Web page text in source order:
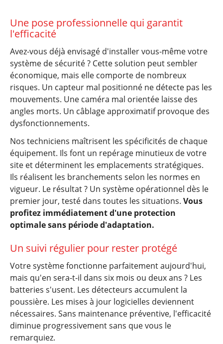
Une pose professionnelle qui garantit
l'efficacité
Avez-vous déjà envisagé d'installer vous-même votre
système de sécurité ? Cette solution peut sembler
économique, mais elle comporte de nombreux
risques. Un capteur mal positionné ne détecte pas les
mouvements. Une caméra mal orientée laisse des
angles morts. Un câblage approximatif provoque des
dysfonctionnements.
Nos techniciens maîtrisent les spécificités de chaque
équipement. Ils font un repérage minutieux de votre
site et déterminent les emplacements stratégiques.
Ils réalisent les branchements selon les normes en
vigueur. Le résultat ? Un système opérationnel dès le
premier jour, testé dans toutes les situations. Vous
profitez immédiatement d'une protection
optimale sans période d'adaptation.
Un suivi régulier pour rester protégé
Votre système fonctionne parfaitement aujourd'hui,
mais qu'en sera-t-il dans six mois ou deux ans ? Les
batteries s'usent. Les détecteurs accumulent la
poussière. Les mises à jour logicielles deviennent
nécessaires. Sans maintenance préventive, l'efficacité
diminue progressivement sans que vous le
remarquiez.